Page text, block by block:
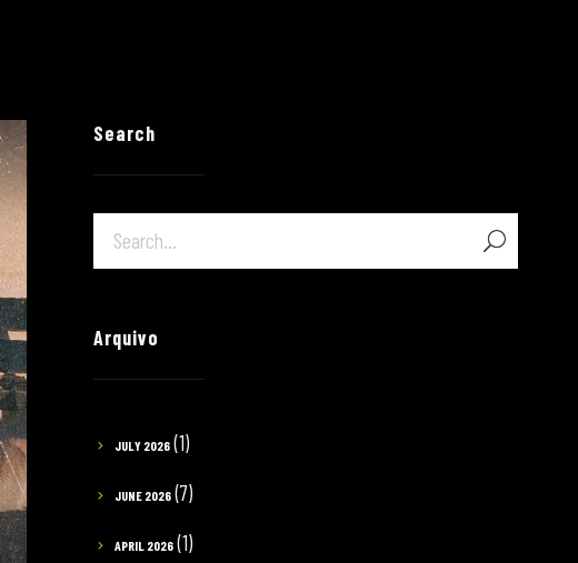
Search
Arquivo
JULY 2026 (1)
JUNE 2026 (7)
APRIL 2026 (1)